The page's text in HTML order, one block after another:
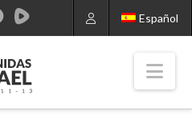
Español